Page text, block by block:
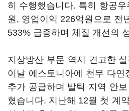
히 수행했습니다. 특히 항공
원, 영업이익 226억원으로 전
533% 급증하며 체질 개선의
지상방산 부문 역시 견고한
이날 에스토니아에 천무 다연
추가 공급하며 발틱 지역 안
혔습니다. 지난해 12월 첫 계